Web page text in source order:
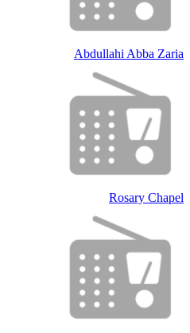
Abdullahi Abba Zaria
Rosary Chapel